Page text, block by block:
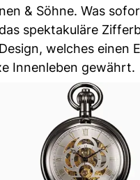
& Söhne. Was
spektakuläre
welches einen
Innenleben gewährt.